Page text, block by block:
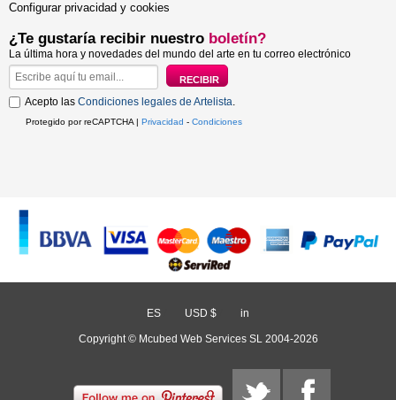
Configurar privacidad y cookies
¿Te gustaría recibir nuestro boletín?
La última hora y novedades del mundo del arte en tu correo electrónico
Acepto las Condiciones legales de Artelista.
Protegido por reCAPTCHA | Privacidad - Condiciones
ES USD $ in
Copyright © Mcubed Web Services SL 2004-2026